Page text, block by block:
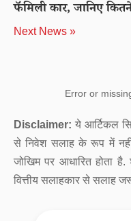
फॅमिली कार, जानिए
Next News »
Error or
Disclaimer: ये आर्टिकल
से निवेश सलाह के रूप में नहीं
जोखिम पर आधारित होता
वित्तीय सलाहकार से सलाह